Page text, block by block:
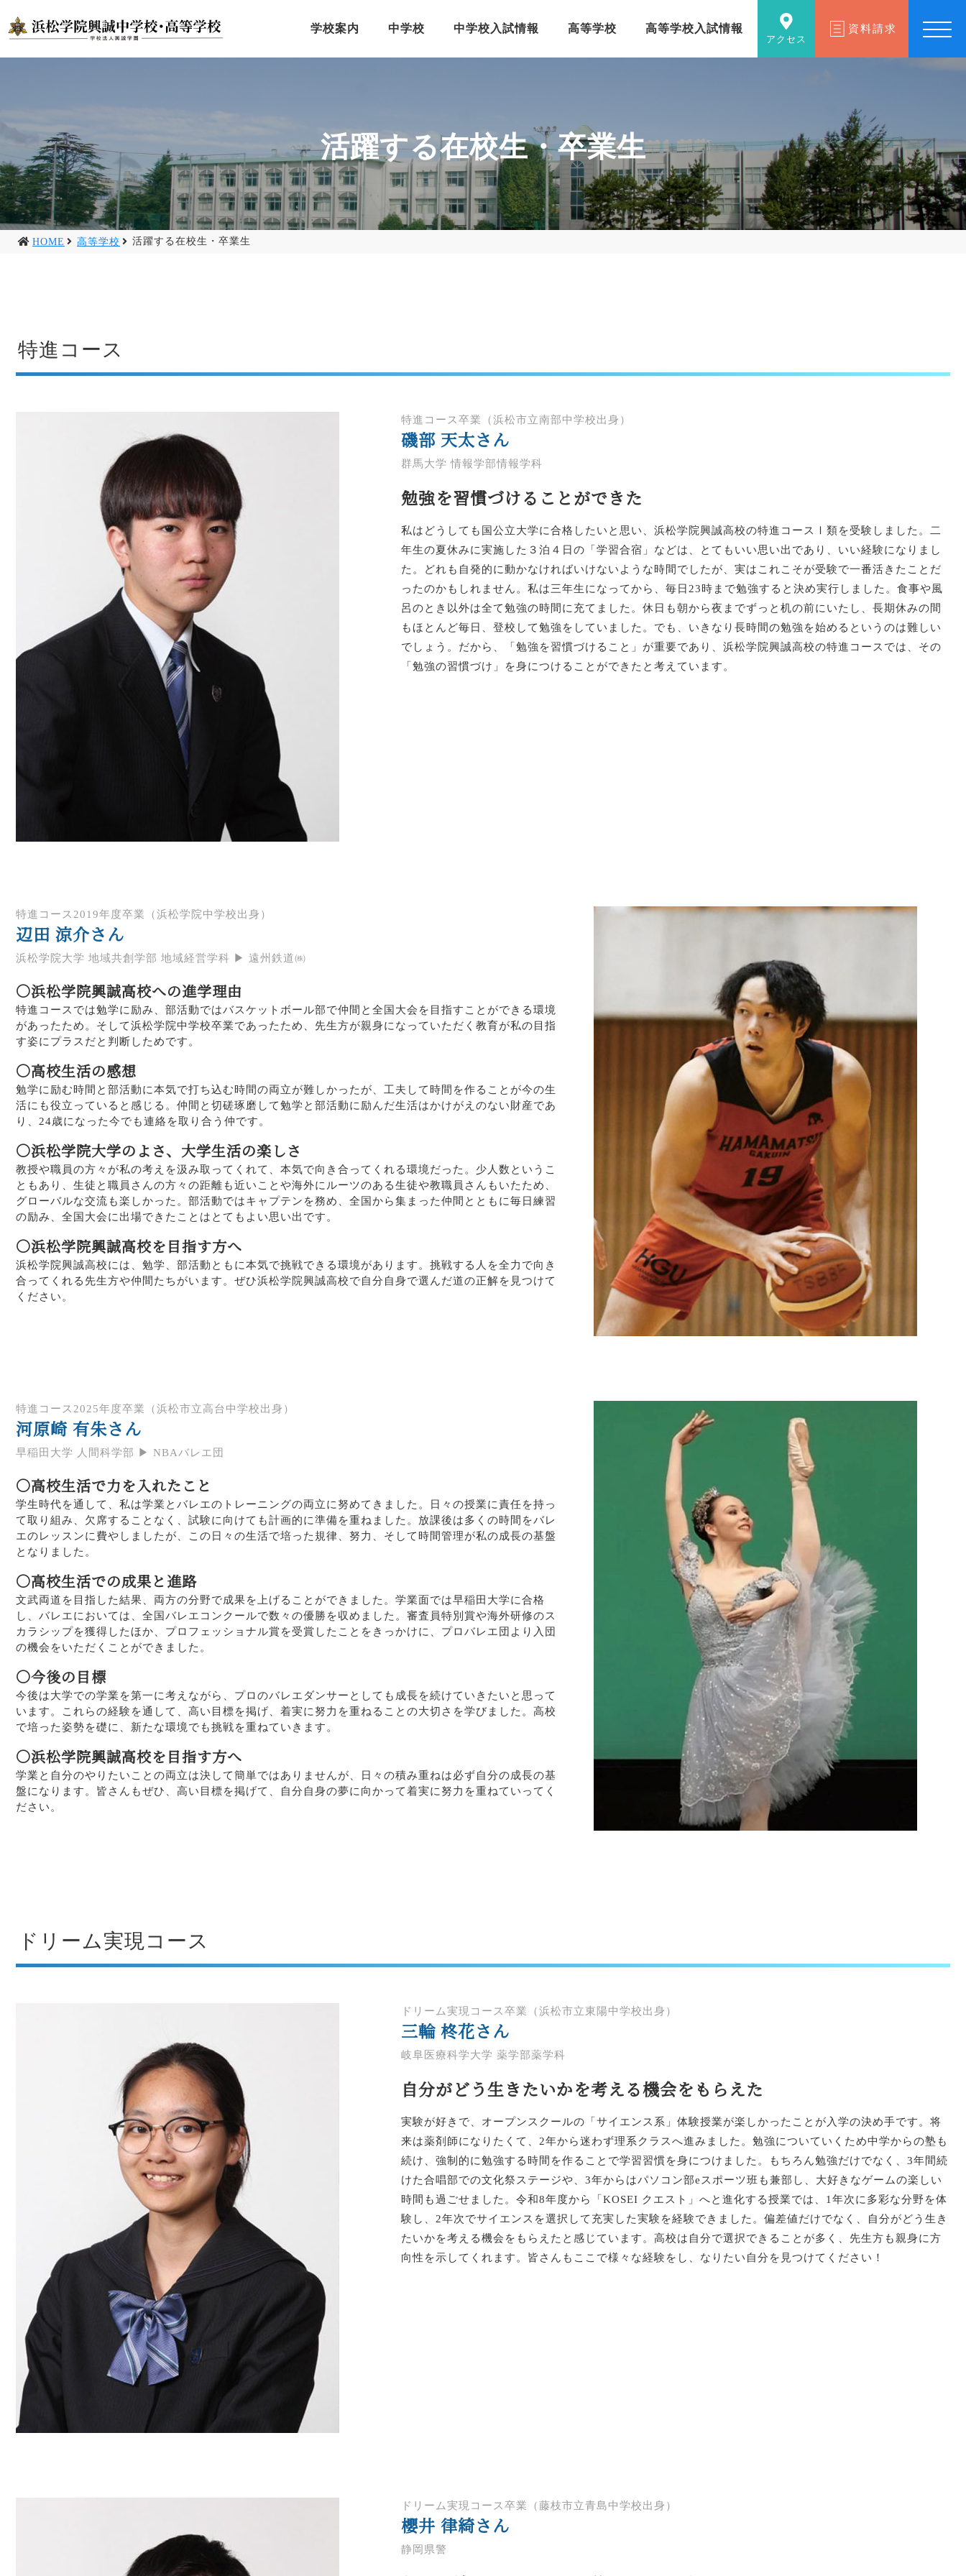
学校案内 中学校 中学校入試情報 高等学校 高等学校入試情報
アクセス
資料請求
活躍する在校生・卒業生
HOME 高等学校 活躍する在校生・卒業生
特進コース
特進コース卒業（浜松市立南部中学校出身）
磯部 天太さん
群馬大学 情報学部情報学科
勉強を習慣づけることができた
私はどうしても国公立大学に合格したいと思い、浜松学院興誠高校の特進コースⅠ類を受験しました。二
年生の夏休みに実施した３泊４日の「学習合宿」などは、とてもいい思い出であり、いい経験になりまし
た。どれも自発的に動かなければいけないような時間でしたが、実はこれこそが受験で一番活きたことだ
ったのかもしれません。私は三年生になってから、毎日23時まで勉強すると決め実行しました。食事や風
呂のとき以外は全て勉強の時間に充てました。休日も朝から夜までずっと机の前にいたし、長期休みの間
もほとんど毎日、登校して勉強をしていました。でも、いきなり長時間の勉強を始めるというのは難しい
でしょう。だから、「勉強を習慣づけること」が重要であり、浜松学院興誠高校の特進コースでは、その
「勉強の習慣づけ」を身につけることができたと考えています。
特進コース2019年度卒業（浜松学院中学校出身）
辺田 涼介さん
浜松学院大学 地域共創学部 地域経営学科 ▶ 遠州鉄道㈱
〇浜松学院興誠高校への進学理由
特進コースでは勉学に励み、部活動ではバスケットボール部で仲間と全国大会を目指すことができる環境
があったため。そして浜松学院中学校卒業であったため、先生方が親身になっていただく教育が私の目指
す姿にプラスだと判断しためです。
〇高校生活の感想
勉学に励む時間と部活動に本気で打ち込む時間の両立が難しかったが、工夫して時間を作ることが今の生
活にも役立っていると感じる。仲間と切磋琢磨して勉学と部活動に励んだ生活はかけがえのない財産であ
り、24歳になった今でも連絡を取り合う仲です。
〇浜松学院大学のよさ、大学生活の楽しさ
教授や職員の方々が私の考えを汲み取ってくれて、本気で向き合ってくれる環境だった。少人数というこ
ともあり、生徒と職員さんの方々の距離も近いことや海外にルーツのある生徒や教職員さんもいたため、
グローバルな交流も楽しかった。部活動ではキャプテンを務め、全国から集まった仲間とともに毎日練習
の励み、全国大会に出場できたことはとてもよい思い出です。
〇浜松学院興誠高校を目指す方へ
浜松学院興誠高校には、勉学、部活動ともに本気で挑戦できる環境があります。挑戦する人を全力で向き
合ってくれる先生方や仲間たちがいます。ぜひ浜松学院興誠高校で自分自身で選んだ道の正解を見つけて
ください。
特進コース2025年度卒業（浜松市立高台中学校出身）
河原崎 有朱さん
早稲田大学 人間科学部 ▶ NBAバレエ団
〇高校生活で力を入れたこと
学生時代を通して、私は学業とバレエのトレーニングの両立に努めてきました。日々の授業に責任を持っ
て取り組み、欠席することなく、試験に向けても計画的に準備を重ねました。放課後は多くの時間をバレ
エのレッスンに費やしましたが、この日々の生活で培った規律、努力、そして時間管理が私の成長の基盤
となりました。
〇高校生活での成果と進路
文武両道を目指した結果、両方の分野で成果を上げることができました。学業面では早稲田大学に合格
し、バレエにおいては、全国バレエコンクールで数々の優勝を収めました。審査員特別賞や海外研修のス
カラシップを獲得したほか、プロフェッショナル賞を受賞したことをきっかけに、プロバレエ団より入団
の機会をいただくことができました。
〇今後の目標
今後は大学での学業を第一に考えながら、プロのバレエダンサーとしても成長を続けていきたいと思って
います。これらの経験を通して、高い目標を掲げ、着実に努力を重ねることの大切さを学びました。高校
で培った姿勢を礎に、新たな環境でも挑戦を重ねていきます。
〇浜松学院興誠高校を目指す方へ
学業と自分のやりたいことの両立は決して簡単ではありませんが、日々の積み重ねは必ず自分の成長の基
盤になります。皆さんもぜひ、高い目標を掲げて、自分自身の夢に向かって着実に努力を重ねていってく
ださい。
ドリーム実現コース
ドリーム実現コース卒業（浜松市立東陽中学校出身）
三輪 柊花さん
岐阜医療科学大学 薬学部薬学科
自分がどう生きたいかを考える機会をもらえた
実験が好きで、オープンスクールの「サイエンス系」体験授業が楽しかったことが入学の決め手です。将
来は薬剤師になりたくて、2年から迷わず理系クラスへ進みました。勉強についていくため中学からの塾も
続け、強制的に勉強する時間を作ることで学習習慣を身につけました。もちろん勉強だけでなく、3年間続
けた合唱部での文化祭ステージや、3年からはパソコン部eスポーツ班も兼部し、大好きなゲームの楽しい
時間も過ごせました。令和8年度から「KOSEI クエスト」へと進化する授業では、1年次に多彩な分野を体
験し、2年次でサイエンスを選択して充実した実験を経験できました。偏差値だけでなく、自分がどう生き
たいかを考える機会をもらえたと感じています。高校は自分で選択できることが多く、先生方も親身に方
向性を示してくれます。皆さんもここで様々な経験をし、なりたい自分を見つけてください！
ドリーム実現コース卒業（藤枝市立青島中学校出身）
櫻井 律綺さん
静岡県警